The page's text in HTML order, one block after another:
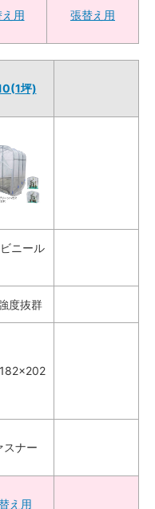
用 張替え用
坪)
ニール
度抜群
スナー
え用